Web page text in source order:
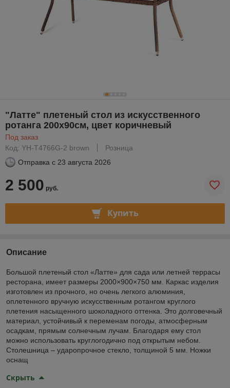
"Латте" плетеный стол из искусственного
ротанга 200х90см, цвет коричневый
Под заказ
Код: YH-T4766G-2 brown
Розница
Отправка с 23 августа 2026
2 500 руб.
Купить
Описание
Большой плетеный стол «Латте» для сада или летней террасы
ресторана, имеет размеры 2000×900×750 мм. Каркас изделия
изготовлен из прочного, но очень легкого алюминия,
оплетенного вручную искусственным ротангом круглого
плетения насыщенного шоколадного оттенка. Это долговечный
материал, устойчивый к переменам погоды, атмосферным
осадкам, прямым солнечным лучам. Благодаря ему стол
можно использовать круглогодично под открытым небом.
Столешница – ударопрочное стекло, толщиной 5 мм. Ножки
оснащ
Скрыть